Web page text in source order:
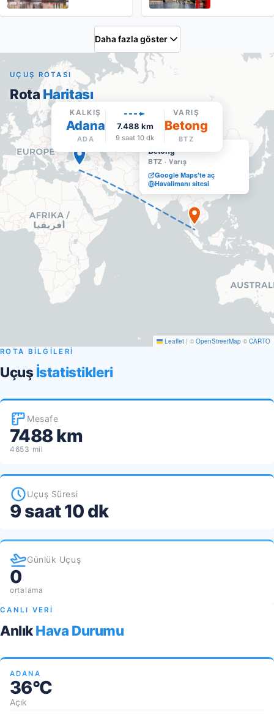
Daha fazla göster
Betong
BTZ ·Varış
Google Maps'te aç
Havalimanı sitesi
Leaflet | © OpenStreetMap © CARTO
UÇUŞ ROTASI
Rota Haritası
KALKIŞ
Adana
ADA
7.488 km
9 saat 10 dk
VARIŞ
Betong
BTZ
ROTA BİLGİLERİ
Uçuş İstatistikleri
Mesafe
7488 km
4653 mil
Uçuş Süresi
9 saat 10 dk
Günlük Uçuş
0
ortalama
CANLI VERİ
AnlıkHava Durumu
ADANA
36°C
Açık